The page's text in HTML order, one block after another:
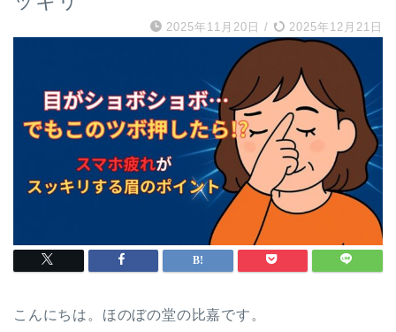
2025年11月20日 / 2025年12月21日
こんにちは。ほのぼの堂の比嘉です。